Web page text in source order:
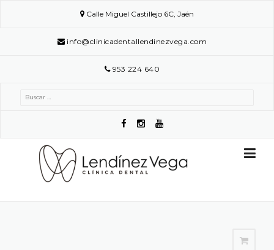
Calle Miguel Castillejo 6C, Jaén
info@clinicadentallendinezvega.com
953 224 640
Buscar: